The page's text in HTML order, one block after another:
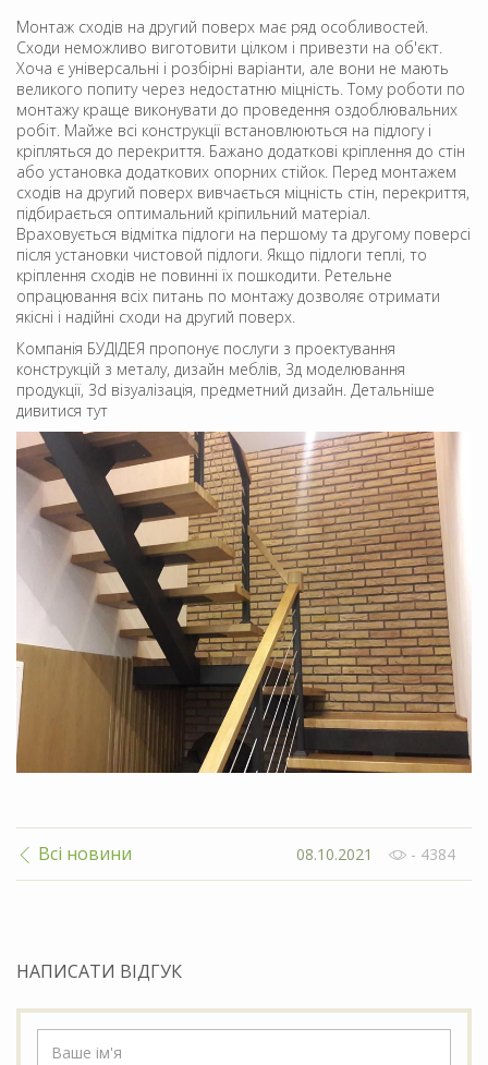
Монтаж сходів на другий поверх має ряд особливостей.
Сходи неможливо виготовити цілком і привезти на об'єкт.
Хоча є універсальні і розбірні варіанти, але вони не мають
великого попиту через недостатню міцність. Тому роботи по
монтажу краще виконувати до проведення оздоблювальних
робіт. Майже всі конструкції встановлюються на підлогу і
кріпляться до перекриття. Бажано додаткові кріплення до стін
або установка додаткових опорних стійок. Перед монтажем
сходів на другий поверх вивчається міцність стін, перекриття,
підбирається оптимальний кріпильний матеріал.
Враховується відмітка підлоги на першому та другому поверсі
після установки чистовой підлоги. Якщо підлоги теплі, то
кріплення сходів не повинні їх пошкодити. Ретельне
опрацювання всіх питань по монтажу дозволяє отримати
якісні і надійні сходи на другий поверх.
Компанія БУДІДЕЯ пропонує послуги з проектування
конструкцій з металу, дизайн меблів, 3д моделювання
продукції, 3d візуалізація, предметний дизайн. Детальніше
дивитися тут
Всі новини 08.10.2021 - 4384
НАПИСАТИ ВІДГУК